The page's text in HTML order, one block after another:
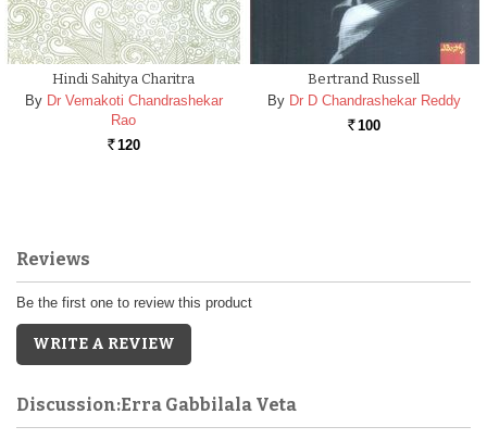
Hindi Sahitya Charitra
By Dr Vemakoti Chandrashekar
Rao
Rs. 120
Bertrand Russell
By Dr D Chandrashekar Reddy
Rs. 100
Reviews
Be the first one to review this product
WRITE A REVIEW
Discussion:Erra Gabbilala Veta